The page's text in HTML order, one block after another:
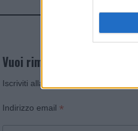
Vuoi rimanere sempre
Iscriviti alla newsletter di Gallura
Indirizzo email *